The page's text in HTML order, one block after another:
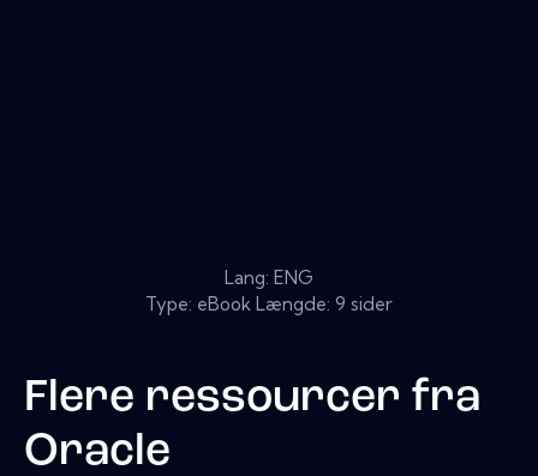
Lang: ENG
Type: eBook Længde: 9 sider
Flere ressourcer fra
Oracle